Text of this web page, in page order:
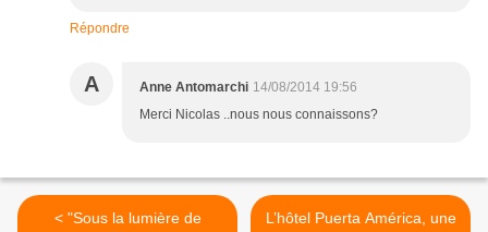
Répondre
A Anne Antomarchi 14/08/2014 19:56
Merci Nicolas ..nous nous connaissons?
< "Sous la lumière de
L’hôtel Puerta América, une